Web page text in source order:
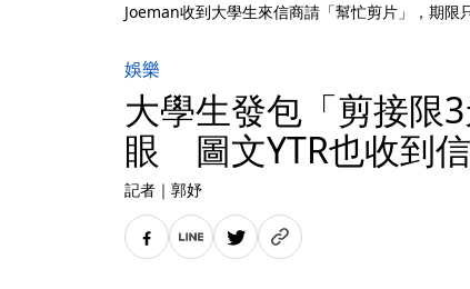
Joeman收到大學生來信商請「幫忙剪片」，期限
娛樂
大學生發包「剪接限
眼 圖文YTR也收到
記者 ｜ 郭妤